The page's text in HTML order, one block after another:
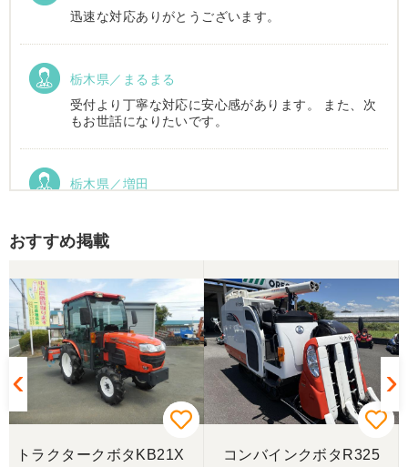
迅速な対応ありがとうございます。
栃木県／まるまる
受付より丁寧な対応に安心感があります。 また、次
もお世話になりたいです。
栃木県／増田
おすすめ掲載
トラクタークボタKB21X
コンバインクボタR325